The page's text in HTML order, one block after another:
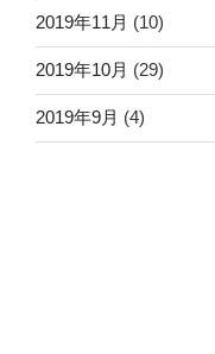
2019年11月 (10)
2019年10月 (29)
2019年9月 (4)